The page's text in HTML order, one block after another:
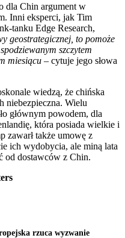
dla Chin argument w
Inni eksperci, jak Tim
tanku Edge Research,
geostrategicznej, to pomoże
szczytem
miesiącu – cytuje jego słowa
wiedzą, że chińska
niebezpieczna. Wielu
głównym powodem, dla
która posiada wielkie i
zawarł także umowę z
ich wydobycia, ale miną lata
od dostawców z Chin.
rzuca wyzwanie